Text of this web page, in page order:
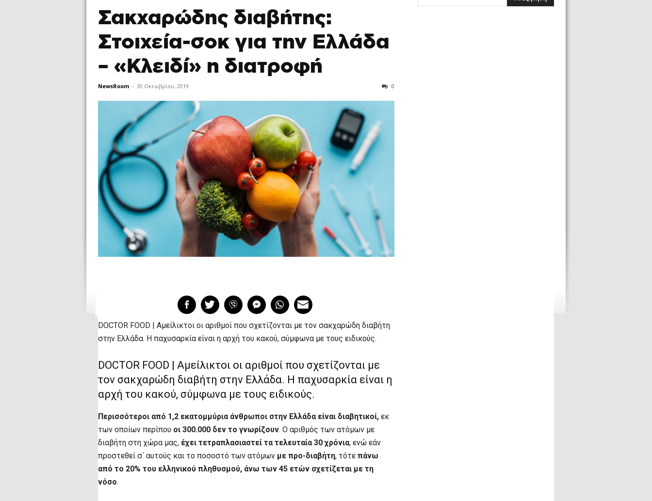
Σακχαρώδης διαβήτης:
Στοιχεία-σοκ για την Ελλάδα
– «Κλειδί» η διατροφή
NewsRoom - 30 Οκτωβρίου, 2019 0
DOCTOR FOOD | Αμείλικτοι οι αριθμοί που σχετίζονται με τον σακχαρώδη διαβήτη
στην Ελλάδα. Η παχυσαρκία είναι η αρχή του κακού, σύμφωνα με τους ειδικούς.
DOCTOR FOOD | Αμείλικτοι οι αριθμοί που σχετίζονται με
τον σακχαρώδη διαβήτη στην Ελλάδα. Η παχυσαρκία είναι η
αρχή του κακού, σύμφωνα με τους ειδικούς.
Περισσότεροι από 1,2 εκατομμύρια άνθρωποι στην Ελλάδα είναι διαβητικοί, εκ
των οποίων περίπου οι 300.000 δεν το γνωρίζουν. Ο αριθμός των ατόμων με
διαβήτη στη χώρα μας, έχει τετραπλασιαστεί τα τελευταία 30 χρόνια, ενώ εάν
προστεθεί σ΄ αυτούς και το ποσοστό των ατόμων με προ-διαβήτη, τότε πάνω
από το 20% του ελληνικού πληθυσμού, άνω των 45 ετών σχετίζεται με τη
νόσο.